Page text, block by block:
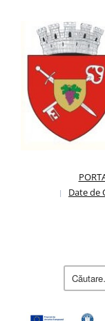
Date de